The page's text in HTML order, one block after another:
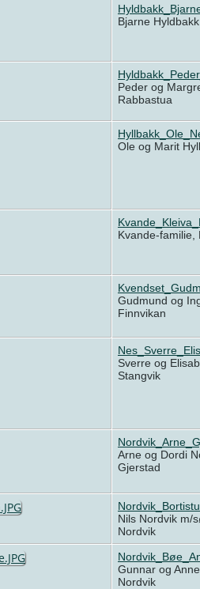
Bjarne
Peder og
Rabbastua
Ole og Marit
Kvande-
Gudmund og
Finnvikan
Sverre og
Stangvik
Arne og Dordi
Gjerstad
Nils Nordvik m/
Nordvik
Gunnar og
Nordvik